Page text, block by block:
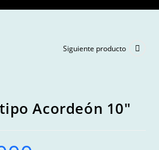
Siguiente producto
Acordeón 10″